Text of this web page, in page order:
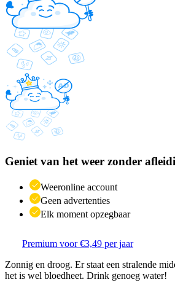
Geniet van het weer zonder
Weeronline account
Geen advertenties
Elk moment opzegbaar
Premium voor €3,49 per jaar
Zonnig en droog. Er staat een stralende
het is wel bloedheet. Drink genoeg water!